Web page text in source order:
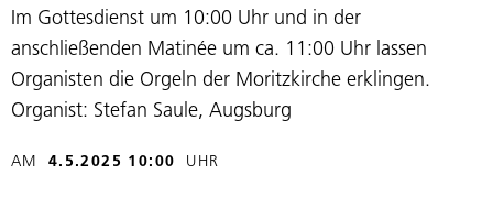
Im Gottesdienst um 10:00 Uhr und in der
anschließenden Matinée um ca. 11:00 Uhr lassen
Organisten die Orgeln der Moritzkirche erklingen.
Organist: Stefan Saule, Augsburg
AM 4.5.2025 10:00 UHR